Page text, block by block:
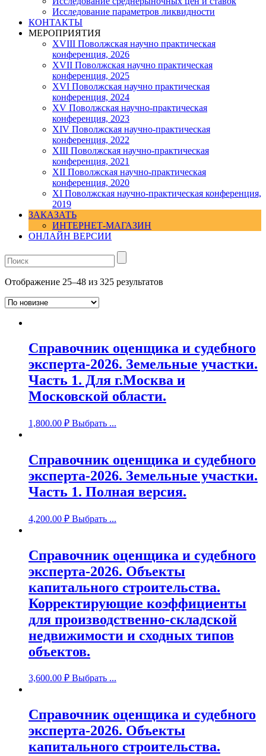
Исследование параметров ликвидности
КОНТАКТЫ
МЕРОПРИЯТИЯ
XVIII Поволжская научно практическая
конференция, 2026
XVII Поволжская научно практическая
конференция, 2025
XVI Поволжская научно практическая
конференция, 2024
ХV Поволжская научно-практическая
конференция, 2023
ХIV Поволжская научно-практическая
конференция, 2022
ХIII Поволжская научно-практическая
конференция, 2021
ХII Поволжская научно-практическая
конференция, 2020
XI Поволжская научно-практическая конференция,
2019
ЗАКАЗАТЬ
ИНТЕРНЕТ-МАГАЗИН
ОНЛАЙН ВЕРСИИ
Отображение 25–48 из 325 результатов
Справочник оценщика и судебного
эксперта-2026. Земельные участки.
Часть 1. Для г.Москва и
Московской области.
1,800.00 ₽ Выбрать ...
Справочник оценщика и судебного
эксперта-2026. Земельные участки.
Часть 1. Полная версия.
4,200.00 ₽ Выбрать ...
Справочник оценщика и судебного
эксперта-2026. Объекты
капитального строительства.
Корректирующие коэффициенты
для производственно-складской
недвижимости и сходных типов
объектов.
3,600.00 ₽ Выбрать ...
Справочник оценщика и судебного
эксперта-2026. Объекты
капитального строительства.